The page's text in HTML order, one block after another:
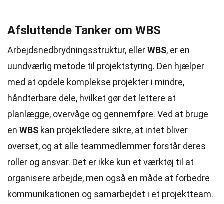
Afsluttende Tanker om WBS
Arbejdsnedbrydningsstruktur, ellerWBS, er en
uundværlig metode til projektstyring. Den hjælper
med at opdele komplekse projekter i mindre,
håndterbare dele, hvilket gør det lettere at
planlægge, overvåge og gennemføre. Ved at bruge
en WBS kan projektledere sikre, at intet bliver
overset, og at alle teammedlemmer forstår deres
roller og ansvar. Det er ikke kun et værktøj til at
organisere arbejde, men også en måde at forbedre
kommunikationen og samarbejdet i et projektteam.